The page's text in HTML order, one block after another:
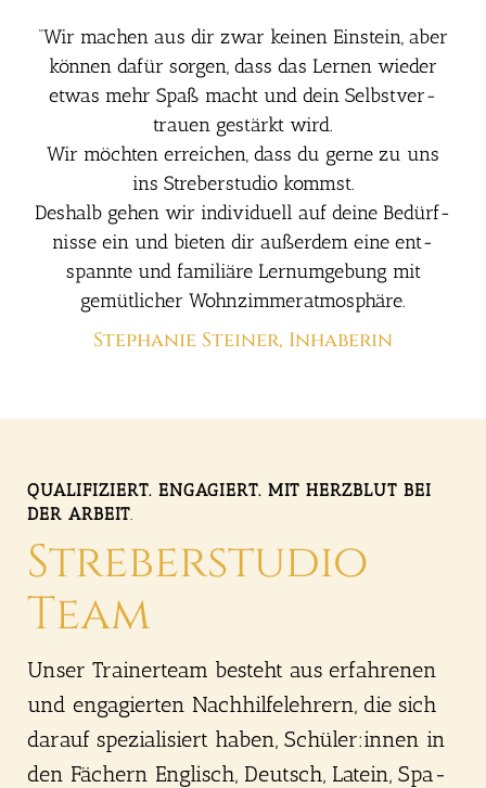
“Wir machen aus dir zwar kei­nen Ein­stein, aber
kön­nen dafür sor­gen, dass das Ler­nen wie­der
etwas mehr Spaß macht und dein Selbst­ver­
trau­en gestärkt wird.
Wir möch­ten errei­chen, dass du ger­ne zu uns
ins Stre­ber­stu­dio kommst.
Des­halb gehen wir indi­vi­du­ell auf dei­ne Bedürf­
nis­se ein und bie­ten dir außer­dem eine ent­
spann­te und fami­liä­re Lern­um­ge­bung mit
gemüt­li­cher Wohn­zim­mer­at­mo­sphä­re.
Ste­pha­nie Stei­ner, Inha­be­rin
QUA­LI­FI­ZIERT. ENGA­GIERT. MIT HERZ­BLUT BEI
DER ARBEIT.
Stre­ber­stu­dio
Team
Unser Trai­ner­team besteht aus erfah­re­nen
und enga­gier­ten Nach­hil­fe­leh­rern, die sich
dar­auf spe­zia­li­siert haben, Schüler:innen in
den Fächern Eng­lisch, Deutsch, Latein, Spa­